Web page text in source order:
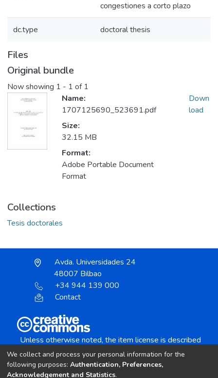
congestiones a corto plazo
dc.type doctoral thesis
Files
Original bundle
Now showing 1 - 1 of 1
Name:
1707125690_523691.pdf
Size:
32.15 MB
Format:
Adobe Portable Document
Format
Down
load
Collections
Tesis doctorales
Avda. Universidades 24
48007 Bilbao
+34 944 139 000
Contact
Unless otherwise noted, the item license is described
Creative Commons Attribution-NonCommercial-
We collect and process your personal information for the
following purposes: Authentication, Preferences,
Acknowledgement and Statistics.